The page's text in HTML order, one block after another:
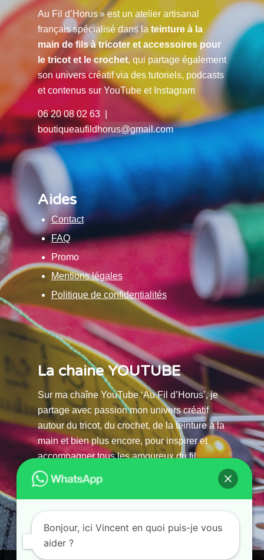
Au Fil d’Horus » est un atelier artisanal
français spécialisé dans la teinture à la
main de fils à tricoter et accessoires pour
le tricot et le crochet, qui partage également
son univers créatif via des tutoriels, podcasts
et contenus sur YouTube et Instagram
06 20 08 02 63 |
boutiqueaufildhorus@gmail.com
Aides
Contact
FAQ
Promo
Mentions légales
Politique de confidentialités
La chaine YOUTUBE
Sur ma chaîne YouTube ‘Au Fil d’Horus’, je
partage avec passion mon univers créatif
autour du tricot, du crochet, de la teinture à la
main et bien plus encore, pour inspirer et
accompagner tous les amoureux du fil.
© 2025 AU FILS D’HORUS| All Rights Reserved |
Bonjour, ici Vincent en quoi puis-je vous
aider ?